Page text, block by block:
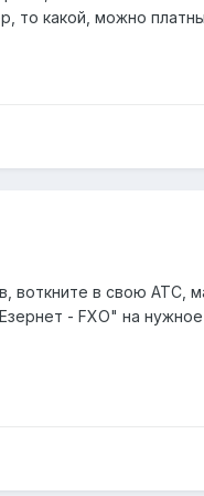
то какой, можно
воткните в свою АТС,
- FXO" на